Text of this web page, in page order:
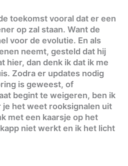
toekomst vooral dat er een
op zal staan. Want de
voor de evolutie. En als
neemt, gesteld dat hij
hier, dan denk ik dat ik me
Zodra er updates nodig
is geweest, of
begint te weigeren, ben ik
je het weet rooksignalen uit
met een kaarsje op het
niet werkt en ik het licht